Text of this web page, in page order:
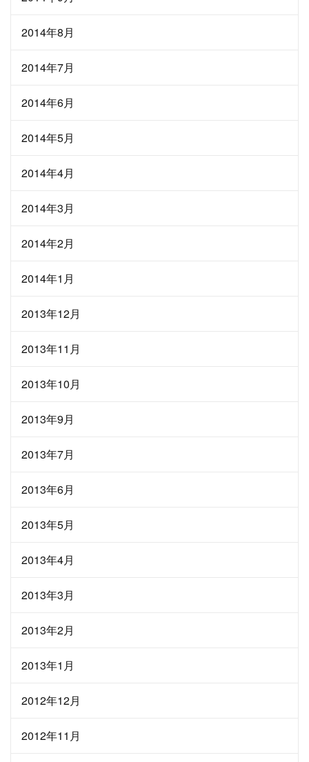
2014年8月
2014年7月
2014年6月
2014年5月
2014年4月
2014年3月
2014年2月
2014年1月
2013年12月
2013年11月
2013年10月
2013年9月
2013年7月
2013年6月
2013年5月
2013年4月
2013年3月
2013年2月
2013年1月
2012年12月
2012年11月